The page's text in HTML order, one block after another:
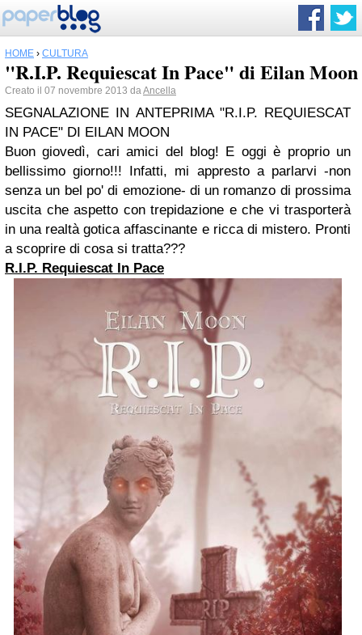
HOME › CULTURA
"R.I.P. Requiescat In Pace" di Eilan Moon
Creato il 07 novembre 2013 daAncella
SEGNALAZIONE IN ANTEPRIMA "R.I.P. REQUIESCAT
IN PACE" DI EILAN MOON
Buon giovedì, cari amici del blog! E oggi è proprio un
bellissimo giorno!!! Infatti, mi appresto a parlarvi -non
senza un bel po' di emozione- di un romanzo di prossima
uscita che aspetto con trepidazione e che vi trasporterà
in una realtà gotica affascinante e ricca di mistero. Pronti
a scoprire di cosa si tratta???
R.I.P. Requiescat In Pace